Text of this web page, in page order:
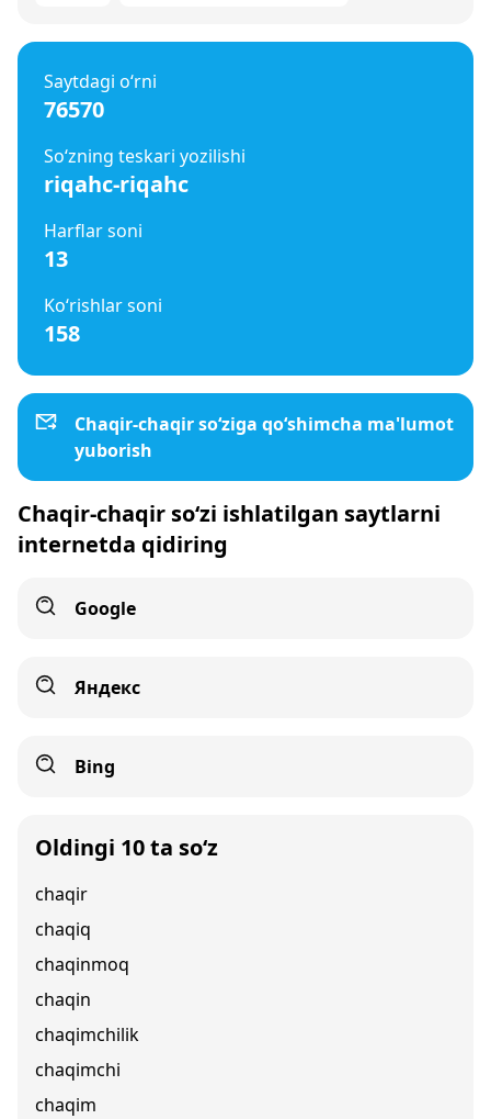
Saytdagi o‘rni
76570
So‘zning teskari yozilishi
riqahc-riqahc
Harflar soni
13
Ko‘rishlar soni
158
Chaqir-chaqir so‘ziga qo‘shimcha ma'lumot
yuborish
Chaqir-chaqir so‘zi ishlatilgan saytlarni
internetda qidiring
Google
Яндекс
Bing
Oldingi 10 ta so‘z
chaqir
chaqiq
chaqinmoq
chaqin
chaqimchilik
chaqimchi
chaqim